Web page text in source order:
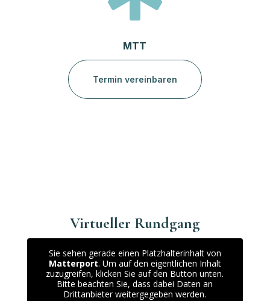
MTT
Termin vereinbaren
Virtueller Rundgang
Sie sehen gerade einen Platzhalterinhalt von
Matterport. Um auf den eigentlichen Inhalt
zuzugreifen, klicken Sie auf den Button unten.
Bitte beachten Sie, dass dabei Daten an
Drittanbieter weitergegeben werden.